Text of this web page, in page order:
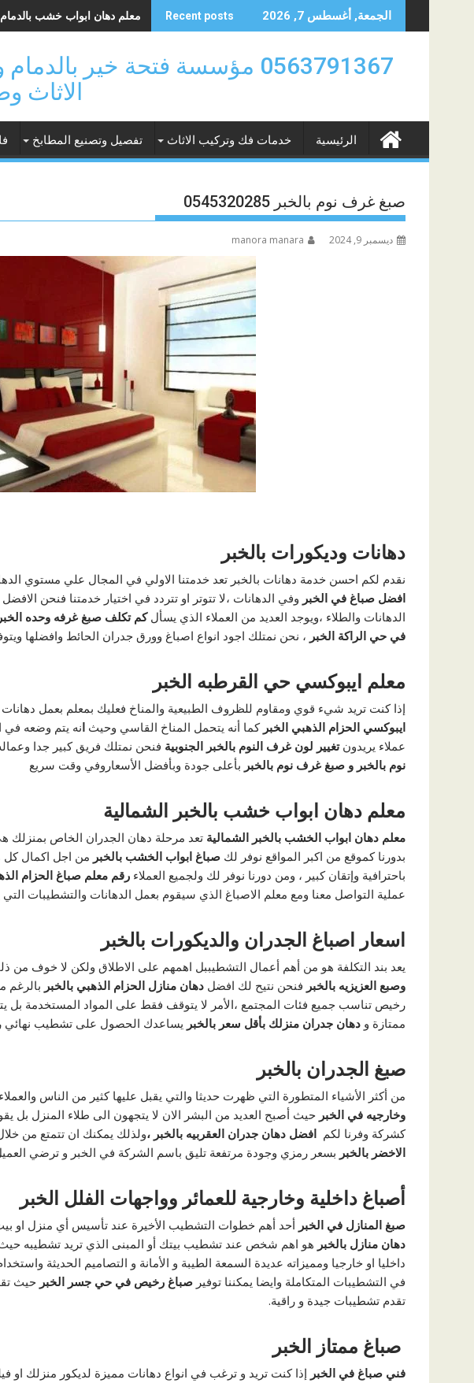
to
الجمعة, أغسطس 7, 2026 Recent posts معلم دهان ابواب خشب بالدمام 0545320285
0563791367 مؤسسة فتحة خير
الاثاث
الرئيسية خدمات فك وتركيب الاثاث تفصيل وتصنيع المطابخ
صبغ غرف نوم بالخبر 0545320285
ديسمبر 9, 2024 manora manara
دهانات وديكورات بالخبر
نقدم لكم احسن خدمة دهانات بالخبر تعد خدمتنا الاولي في المجال علي مستوي
افضل صباغ في الخبر وفي الدهانات ،لا تتوتر او تتردد في اختيار خدمتنا فنحن
الدهانات والطلاء ،ويوجد العديد من العملاء الذي يسألكم تكلف صبغ غرفه وحده الخبر
في حي الراكة الخبر ، نحن نمتلك اجود انواع اصباغ وورق جدران الحائط وافضلها
معلم ايبوكسي حي القرطبه الخبر
إذا كنت تريد شيء قوي ومقاوم للظروف الطبيعية والمناخ فعليك بمعلم بعمل
ايبوكسي الحزام الذهبي الخبركما أنه يتحمل المناخ القاسي وحيث انه يتم وضعه في
عملاء يريدونتغيير لون غرف النوم بالخبر الجنوبية فنحن نمتلك فريق كبير جدا
نوم بالخبر و صبغ غرف نوم بالخبر بأعلى جودة وبأفضل الأسعاروفي وقت سريع
معلم دهان ابواب خشب بالخبر الشمالية
معلم دهان ابواب الخشب بالخبر الشمالية تعد مرحلة دهان الجدران الخاص بمنزلك
بدورنا كموقع من اكبر المواقع نوفر لك صباغ ابواب الخشب بالخبر من اجل اكمال كل
باحترافية وإتقان كبير ، ومن دورنا نوفر لك ولجميع العملاء رقم معلم صباغ الحزام
عملية التواصل معنا ومع معلم الاصباغ الذي سيقوم بعمل الدهانات والتشطيبات التي
اسعار اصباغ الجدران والديكورات بالخبر
يعد بند التكلفة هو من أهم أعمال التشطيببل اهمهم على الاطلاق ولكن لا خوف من
وصبع العزيزيه بالخبر فنحن نتيح لك افضل دهان منازل الحزام الذهبي بالخبر بالرغم
رخيص تناسب جميع فئات المجتمع ،الأمر لا يتوقف فقط على المواد المستخدمة بل
ممتازة و دهان جدران منزلك بأقل سعر بالخبر يساعدك الحصول على تشطيب نهائي
صبغ الجدران بالخبر
من أكثر الأشياء المتطورة التي ظهرت حديثا والتي يقبل عليها كثير من الناس
وخارجيه في الخبر حيث أصبح العديد من البشر الان لا يتجهون الى طلاء المنزل بل
كشركة وفرنا لكم افضل دهان جدران العقربيه بالخبر ،ولذلك يمكنك ان تتمتع من
الاخضر بالخبر بسعر رمزي وجودة مرتفعة تليق باسم الشركة في الخبر و ترضي
أصباغ داخلية وخارجية للعمائر وواجهات الفلل الخبر
صبغ المنازل في الخبر أحد أهم خطوات التشطيب الأخيرة عند تأسيس أي منزل او بيت
دهان منازل بالخبر هو اهم شخص عند تشطيب بيتك أو المبنى الذي تريد تشطيبه
داخليا او خارجيا ومميزاته عديدة السمعة الطيبة و الأمانة و التصاميم الحديثة
في التشطيبات المتكاملة وايضا يمكننا توفير صباغ رخيص في حي جسر الخبر حيث
تقدم تشطيبات جيدة و راقية.
صباغ ممتاز الخبر
فني صباغ في الخبر إذا كنت تريد و ترغب في انواع دهانات مميزة لديكور منزلك او